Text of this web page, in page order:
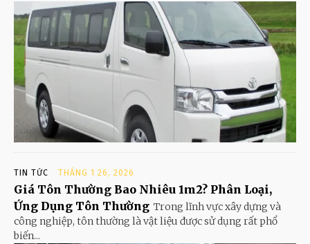
TIN TỨC THÁNG 1 26, 2026
Giá Tôn Thường Bao Nhiêu 1m2? Phân Loại,
Ứng Dụng Tôn Thường Trong lĩnh vực xây dựng và
công nghiệp, tôn thường là vật liệu được sử dụng rất phổ
biến...